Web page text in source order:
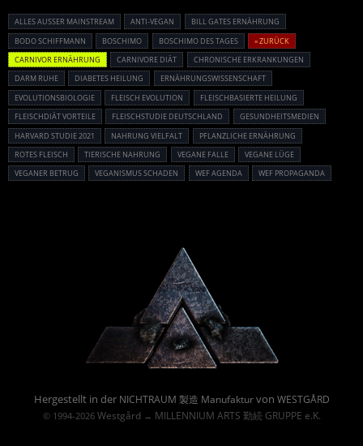
ALLES AUSSER MAINSTREAM ANTI-VEGAN
BILL GATES ERNÄHRUNG
BODO SCHIFFMANN
BOSCHIMO BOSCHIMO DES TAGES
« ZURÜCK
CARNIVOR ERNÄHRUNG
CARNIVORE DIÄT
CHRONISCHE ERKRANKUNGEN
DARM RUHE
DIABETES HEILUNG
ERNÄHRUNGSWISSENSCHAFT
EVOLUTIONSBIOLOGIE
FLEISCH EVOLUTION
FLEISCHBASIERTE HEILUNG
FLEISCHDIÄT VORTEILE
FLEISCHSTUDIE DEUTSCHLAND
GESUNDHEITSMEDIEN
HARVARD STUDIE 2021
NAHRUNG VIELFALT
PFLANZLICHE ERNÄHRUNG
ROTES FLEISCH
TIERISCHE NAHRUNG VEGANE FALLE
VEGANE LÜGE
VEGANER BETRUG
VEGANISMUS SCHADEN WEF AGENDA WEF PROPAGANDA
Hergestellt in der NICHTRAUM 製造 Manufakturvon WESTGÅRD
© 1994-2026 Westgård→ MILLENNIUM ARTS 勤続 GRUPPE e.K.
Powered By :